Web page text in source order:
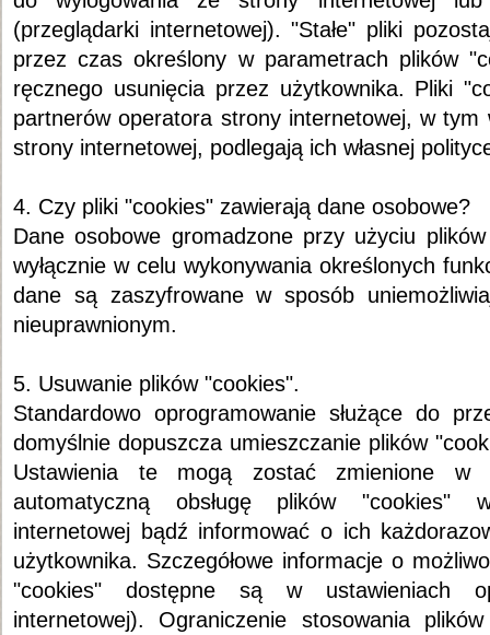
(przeglądarki internetowej). "Stałe" pliki
przez czas określony w parametrach plików
ręcznego usunięcia przez użytkownika. Pliki
partnerów operatora strony internetowej, w tym
strony internetowej, podlegają ich własnej
4. Czy pliki "cookies" zawierają dane osobowe?
Dane osobowe gromadzone przy użyciu
wyłącznie w celu wykonywania określonych
dane są zaszyfrowane w sposób
nieuprawnionym.
5. Usuwanie plików "cookies".
Standardowo oprogramowanie służące do
domyślnie dopuszcza umieszczanie plików
Ustawienia te mogą zostać zmienione w
automatyczną obsługę plików "cookies"
internetowej bądź informować o ich
użytkownika. Szczegółowe informacje o
"cookies" dostępne są w ustawieniach
internetowej). Ograniczenie stosowania